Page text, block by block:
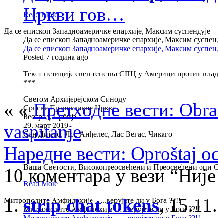
Read More
Да се епископ Западноамеричке епархије, Максим суспендује
Да се епископ Западноамеричке епархије, Максим
Да се епископ Западноамеричке епархије, Максим
Posted 7 година ago
Текст петиције свештенства СПЦ у Америци против
***
Светом Архијерејском Синоду
Српске Православне Цркве
Београд, Србија
29. март 2019
Сан Дијего, Лос Анђелес, Лас Вегас, Чикаго
Вашa Светости, Високопреосвећени и Преосвећени оци
Read More
Митрополите Амфилохије …..верујете ли у Бога ??!!
Митрополите Амфилохије …..верујете ли у Бога ??!!
Цркви гов…
« «Претходне вести:
vaspitanje
Наредне вести: Oproštaj
10 коментара у вези
strip chat tokens,